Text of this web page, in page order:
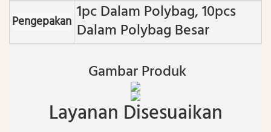
Pengepakan 1pc Dalam Polybag, 10pcs
Dalam Polybag Besar
Gambar Produk
Layanan Disesuaikan